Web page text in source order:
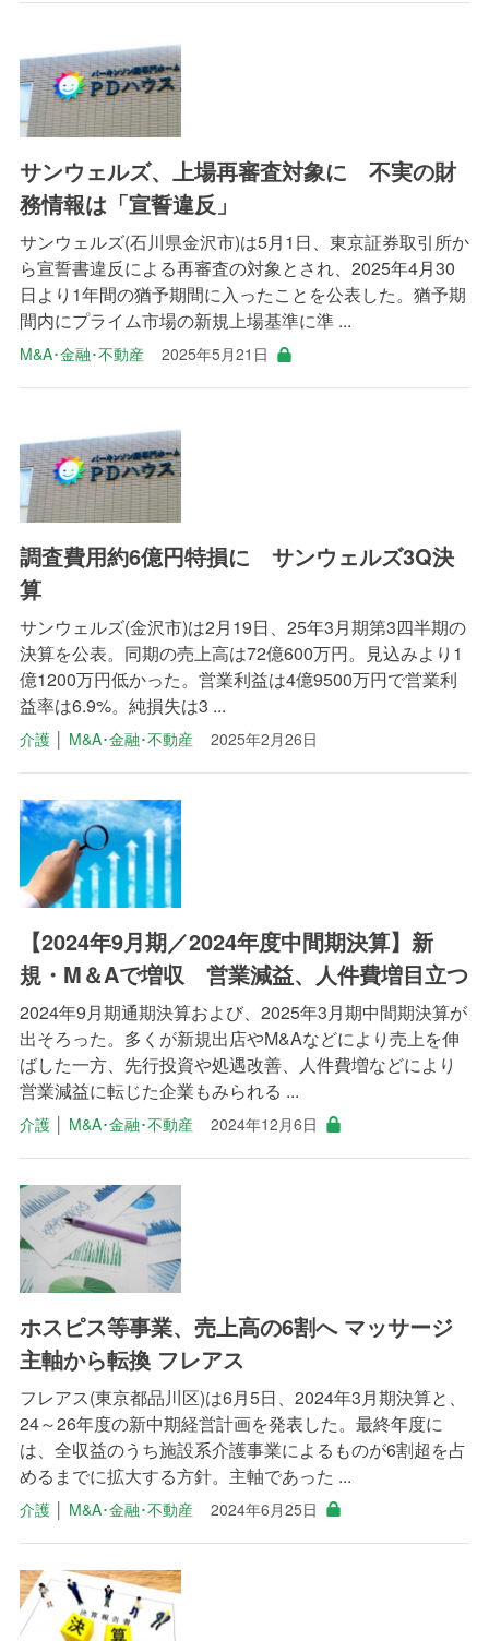
サンウェルズ、上場再審査対象に 不実の財
務情報は「宣誓違反」
サンウェルズ(石川県金沢市)は5月1日、東京証券取引所か
ら宣誓書違反による再審査の対象とされ、2025年4月30
日より1年間の猶予期間に入ったことを公表した。猶予期
間内にプライム市場の新規上場基準に準 ...
M&A･金融･不動産 2025年5月21日
調査費用約6億円特損に サンウェルズ3Q決
算
サンウェルズ(金沢市)は2月19日、25年3月期第3四半期の
決算を公表。同期の売上高は72億600万円。見込みより1
億1200万円低かった。営業利益は4億9500万円で営業利
益率は6.9%。純損失は3 ...
介護│ M&A･金融･不動産 2025年2月26日
【2024年9月期／2024年度中間期決算】新
規・M＆Aで増収 営業減益、人件費増目立つ
2024年9月期通期決算および、2025年3月期中間期決算が
出そろった。多くが新規出店やM&Aなどにより売上を伸
ばした一方、先行投資や処遇改善、人件費増などにより
営業減益に転じた企業もみられる ...
介護│ M&A･金融･不動産 2024年12月6日
ホスピス等事業、売上高の6割へ マッサージ
主軸から転換 フレアス
フレアス(東京都品川区)は6月5日、2024年3月期決算と、
24～26年度の新中期経営計画を発表した。最終年度に
は、全収益のうち施設系介護事業によるものが6割超を占
めるまでに拡大する方針。主軸であった ...
介護│ M&A･金融･不動産 2024年6月25日